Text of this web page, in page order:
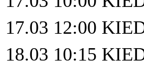
17.03 12:00
18.03 10:15